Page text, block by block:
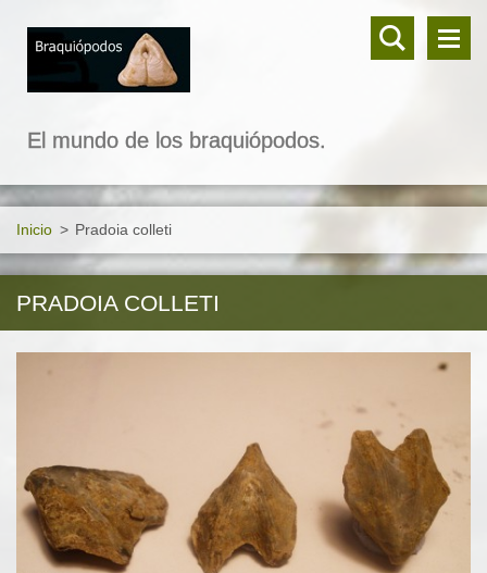
El mundo de los braquiópodos.
Inicio > Pradoia colleti
PRADOIA COLLETI